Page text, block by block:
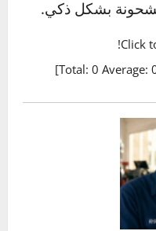
كثافة السوائل
فقط من أصل
يتم فحصها مشحونة
تحتاج إلى